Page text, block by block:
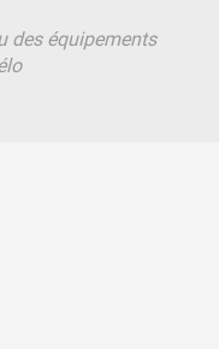
des équipements